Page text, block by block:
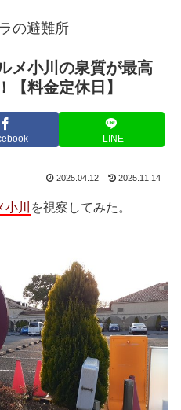
の避難所
メ小川の泉質が最高
【料金定休日】
LINE
2025.04.12 2025.11.14
川 を視察してみた。